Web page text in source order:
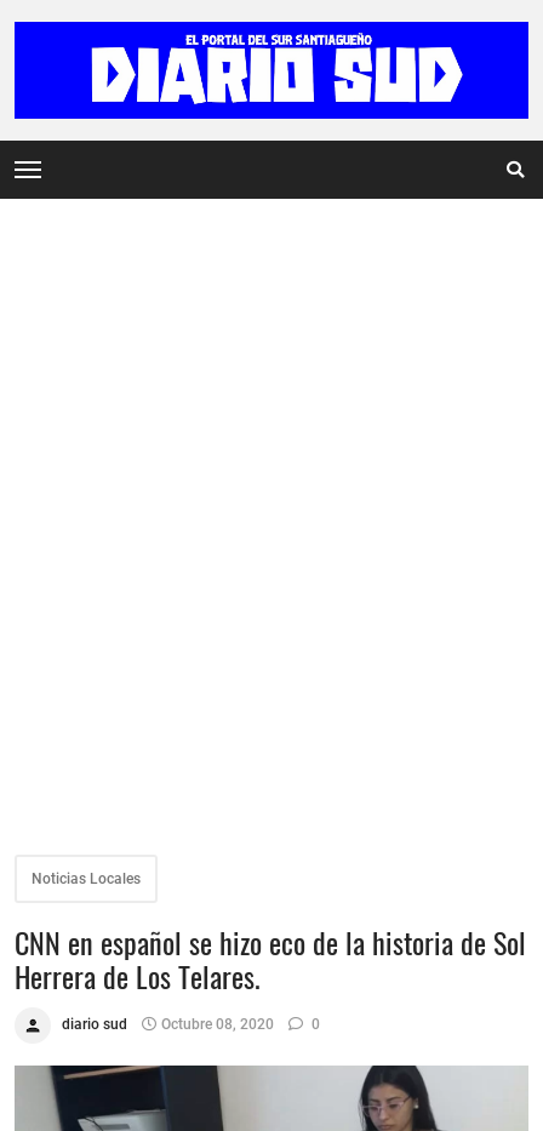
Noticias Locales
CNN en español se hizo eco de la historia de Sol
Herrera de Los Telares.
diario sud Octubre 08, 2020 0